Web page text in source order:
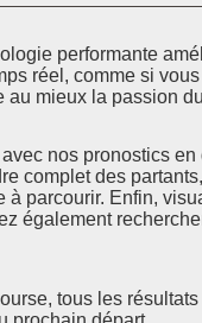
performante
réel, comme si
au mieux la passion
avec nos pronostics
complet des
à parcourir. Enfin,
également
tous les